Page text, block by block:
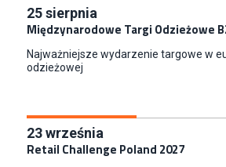
Key Account Manager Meble
Empik
Młodszy Specjalista ds. Sprzedaży
Key Account Manager
Puccini
25sierpnia
Międzynarodowe Targi Odzieżowe
Najważniejsze wydarzenie targowe w
odzieżowej
23września
Retail Challenge Poland 2027